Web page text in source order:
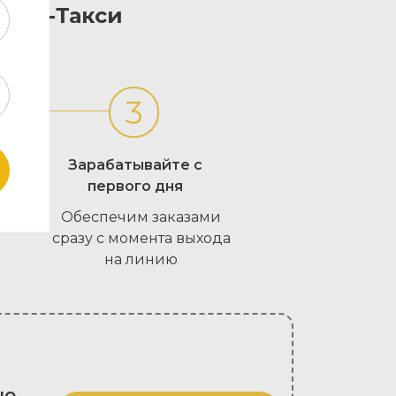
Такси
Обеспечим заказами
сразу с момента выхода
на линию
Зарабатывайте с
первого дня
3